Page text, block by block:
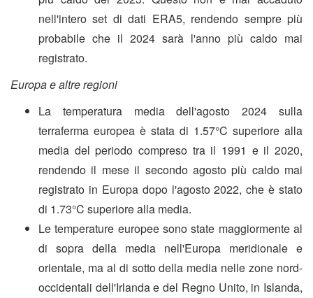
nell'intero set di dati ERA5, rendendo sempre più
probabile che il 2024 sarà l'anno più caldo mai
registrato.
Europa e altre regioni
La temperatura media dell'agosto 2024 sulla
terraferma europea è stata di 1.57°C superiore alla
media del periodo compreso tra il 1991 e il 2020,
rendendo il mese il secondo agosto più caldo mai
registrato in Europa dopo l'agosto 2022, che è stato
di 1.73°C superiore alla media.
Le temperature europee sono state maggiormente al
di sopra della media nell'Europa meridionale e
orientale, ma al di sotto della media nelle zone nord-
occidentali dell'Irlanda e del Regno Unito, in Islanda,